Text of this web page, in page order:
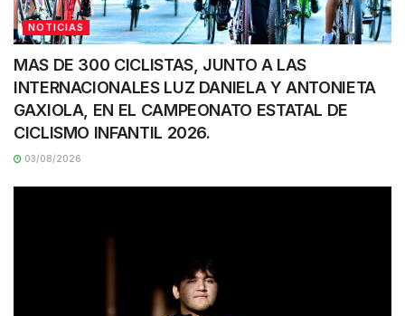
NOTICIAS
MAS DE 300 CICLISTAS, JUNTO A LAS
INTERNACIONALES LUZ DANIELA Y ANTONIETA
GAXIOLA, EN EL CAMPEONATO ESTATAL DE
CICLISMO INFANTIL 2026.
03/08/2026